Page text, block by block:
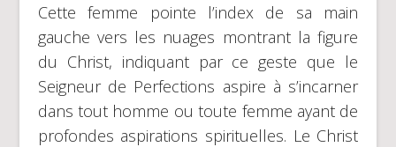
Cette femme pointe l’index de sa main
gauche vers les nuages montrant la figure
du Christ, indiquant par ce geste que le
Seigneur de Perfections aspire à s’incarner
dans tout homme ou toute femme ayant de
profondes aspirations spirituelles. Le Christ